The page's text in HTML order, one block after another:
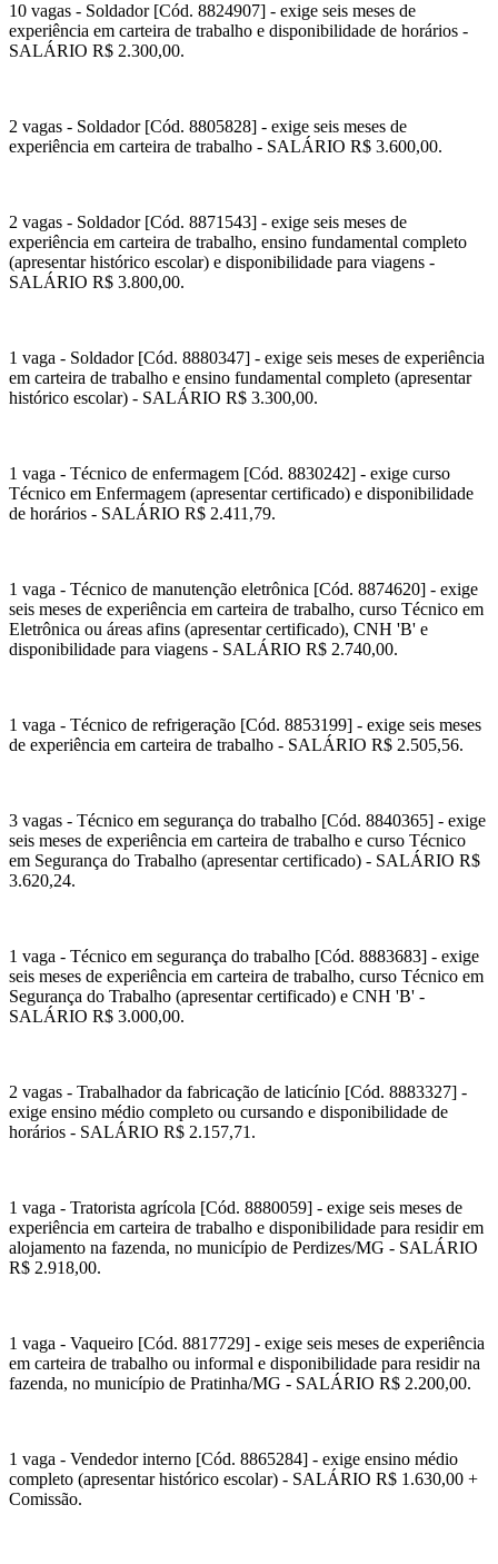
10 vagas - Soldador [Cód. 8824907] - exige seis meses de
experiência em carteira de trabalho e disponibilidade de horários -
SALÁRIO R$ 2.300,00.
2 vagas - Soldador [Cód. 8805828] - exige seis meses de
experiência em carteira de trabalho - SALÁRIO R$ 3.600,00.
2 vagas - Soldador [Cód. 8871543] - exige seis meses de
experiência em carteira de trabalho, ensino fundamental completo
(apresentar histórico escolar) e disponibilidade para viagens -
SALÁRIO R$ 3.800,00.
1 vaga - Soldador [Cód. 8880347] - exige seis meses de experiência
em carteira de trabalho e ensino fundamental completo (apresentar
histórico escolar) - SALÁRIO R$ 3.300,00.
1 vaga - Técnico de enfermagem [Cód. 8830242] - exige curso
Técnico em Enfermagem (apresentar certificado) e disponibilidade
de horários - SALÁRIO R$ 2.411,79.
1 vaga - Técnico de manutenção eletrônica [Cód. 8874620] - exige
seis meses de experiência em carteira de trabalho, curso Técnico em
Eletrônica ou áreas afins (apresentar certificado), CNH 'B' e
disponibilidade para viagens - SALÁRIO R$ 2.740,00.
1 vaga - Técnico de refrigeração [Cód. 8853199] - exige seis meses
de experiência em carteira de trabalho - SALÁRIO R$ 2.505,56.
3 vagas - Técnico em segurança do trabalho [Cód. 8840365] - exige
seis meses de experiência em carteira de trabalho e curso Técnico
em Segurança do Trabalho (apresentar certificado) - SALÁRIO R$
3.620,24.
1 vaga - Técnico em segurança do trabalho [Cód. 8883683] - exige
seis meses de experiência em carteira de trabalho, curso Técnico em
Segurança do Trabalho (apresentar certificado) e CNH 'B' -
SALÁRIO R$ 3.000,00.
2 vagas - Trabalhador da fabricação de laticínio [Cód. 8883327] -
exige ensino médio completo ou cursando e disponibilidade de
horários - SALÁRIO R$ 2.157,71.
1 vaga - Tratorista agrícola [Cód. 8880059] - exige seis meses de
experiência em carteira de trabalho e disponibilidade para residir em
alojamento na fazenda, no município de Perdizes/MG - SALÁRIO
R$ 2.918,00.
1 vaga - Vaqueiro [Cód. 8817729] - exige seis meses de experiência
em carteira de trabalho ou informal e disponibilidade para residir na
fazenda, no município de Pratinha/MG - SALÁRIO R$ 2.200,00.
1 vaga - Vendedor interno [Cód. 8865284] - exige ensino médio
completo (apresentar histórico escolar) - SALÁRIO R$ 1.630,00 +
Comissão.